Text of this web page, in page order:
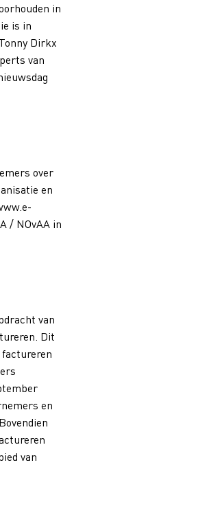
in
is in
Dirkx
van
over
en
/ NOvAA in
van
Dit
en
van